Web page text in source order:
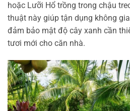
hoặc Lưỡi Hổ trồng trong chậu
thuật này giúp tận dụng không
đảm bảo mật độ cây xanh cần
tươi mới cho căn nhà.